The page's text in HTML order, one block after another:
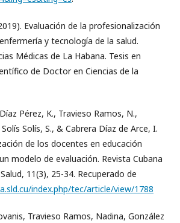
Evaluación de la profesionalización
y tecnología de la salud.
Médicas de La Habana. Tesis en
de Doctor en Ciencias de la
Pérez, K., Travieso Ramos, N.,
Solís, S., & Cabrera Díaz de Arce, I.
de los docentes en educación
modelo de evaluación. Revista Cubana
11(3), 25-34. Recuperado de
index.php/tec/article/view/1788
Travieso Ramos, Nadina, González